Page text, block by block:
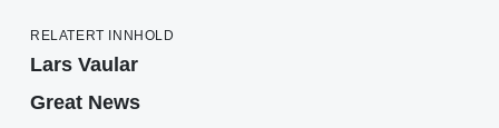
RELATERT INNHOLD
Lars Vaular
Great News